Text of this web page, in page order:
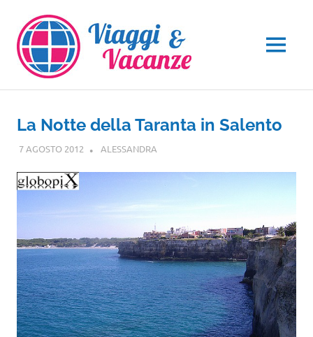
contenuto
MENU
La Notte della Taranta in Salento
7 AGOSTO 2012 ALESSANDRA